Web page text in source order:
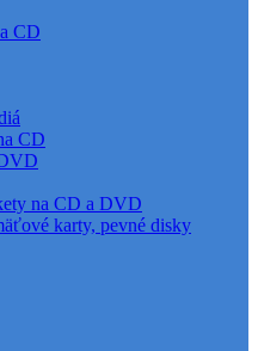
CD
CD
na CD a DVD
karty, pevné disky